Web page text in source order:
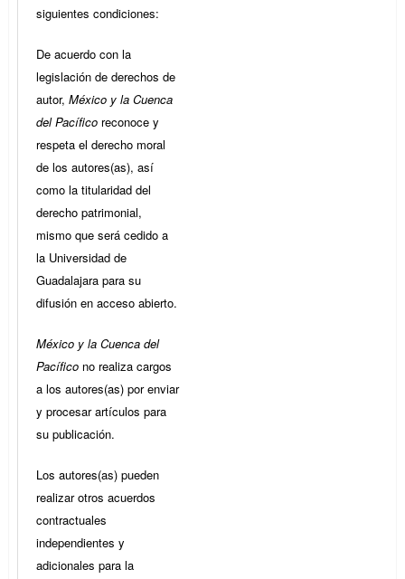
siguientes condiciones:
De acuerdo con la
legislación de derechos de
autor, México y la Cuenca
del Pacífico reconoce y
respeta el derecho moral
de los autores(as), así
como la titularidad del
derecho patrimonial,
mismo que será cedido a
la Universidad de
Guadalajara para su
difusión en acceso abierto.
México y la Cuenca del
Pacífico no realiza cargos
a los autores(as) por enviar
y procesar artículos para
su publicación.
Los autores(as) pueden
realizar otros acuerdos
contractuales
independientes y
adicionales para la